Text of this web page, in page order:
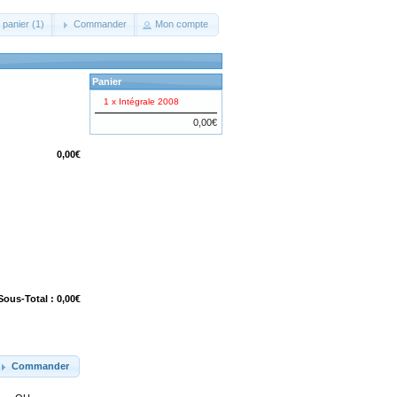
panier (1) Commander Mon compte
0,00€
Total : 0,00€
Commander
Panier
1 x Intégrale 2008
0,00€